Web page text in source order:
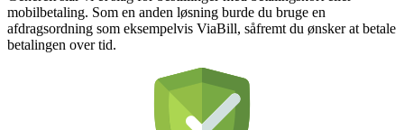
mobilbetaling. Som en anden løsning burde du bruge en
afdragsordning som eksempelvis ViaBill, såfremt du ønsker at betale
betalingen over tid.